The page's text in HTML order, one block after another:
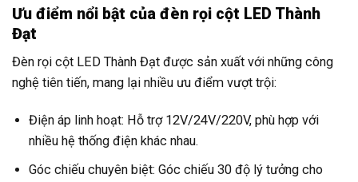
Ưu điểm nổi bật của đèn rọi cột LED Thành
Đạt
Đèn rọi cột LED Thành Đạt được sản xuất với những công
nghệ tiên tiến, mang lại nhiều ưu điểm vượt trội:
Điện áp linh hoạt: Hỗ trợ 12V/24V/220V, phù hợp với
nhiều hệ thống điện khác nhau.
Góc chiếu chuyên biệt: Góc chiếu 30 độ lý tưởng cho